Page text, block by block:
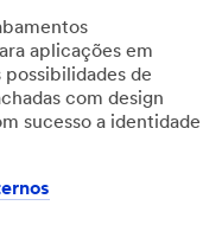
aplicações em
de
com design
sucesso a identidade